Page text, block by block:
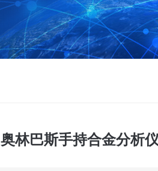
奥林巴斯手持合金分析